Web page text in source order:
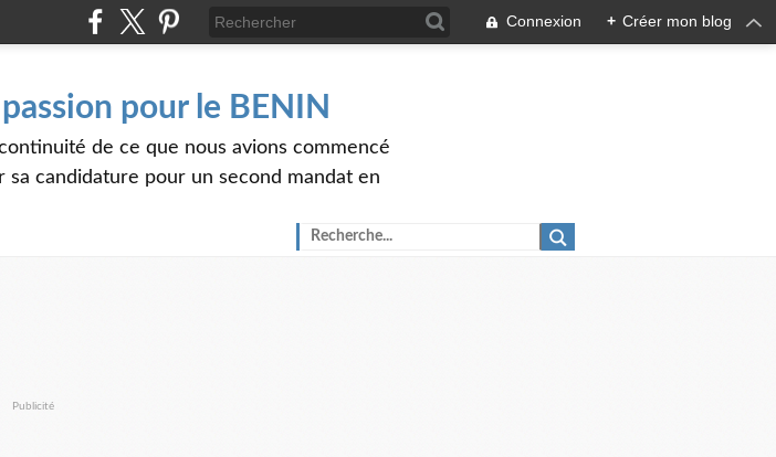
Connexion + Créer mon blog
pour le BENIN
de ce que nous avions commencé
candidature pour un second mandat en
Publicité